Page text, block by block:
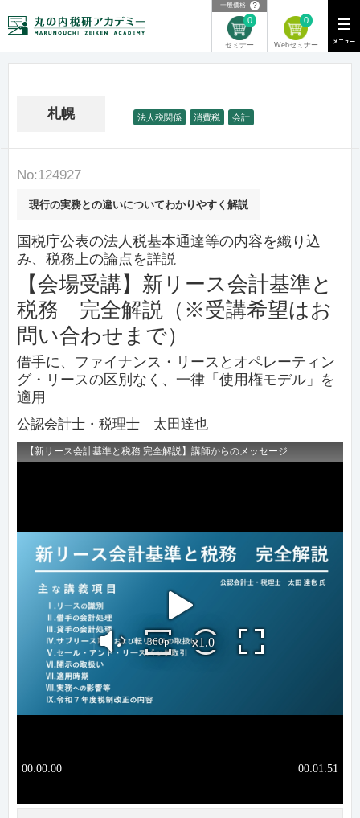
一般価格 ？
セミナー
0
Webセミナー
0
札幌 法人税関係 消費税 会計
No:124927
現行の実務との違いについてわかりやすく解説
国税庁公表の法人税基本通達等の内容を織り込
み、税務上の論点を詳説
【会場受講】新リース会計基準と
税務 完全解説（※受講希望はお
問い合わせまで）
借手に、ファイナンス・リースとオペレーティン
グ・リースの区別なく、一律「使用権モデル」を
適用
公認会計士・税理士 太田達也